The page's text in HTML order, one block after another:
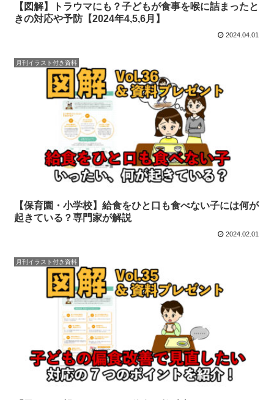
【図解】トラウマにも？子どもが食事を喉に詰まったと
きの対応や予防【2024年4,5,6月】
2024.04.01
月刊イラスト付き資料
【保育園・小学校】給食をひと口も食べない子には何が
起きている？専門家が解説
2024.02.01
月刊イラスト付き資料